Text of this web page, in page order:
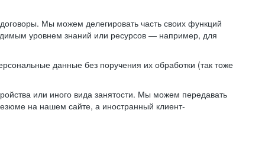
Мы можем делегировать часть своих функций
уровнем знаний или ресурсов — например, для
данные без поручения их обработки (так тоже
или иного вида занятости. Мы можем передавать
на нашем сайте, а иностранный клиент-